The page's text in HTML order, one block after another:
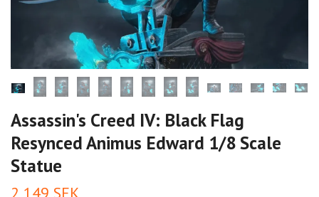
Assassin's Creed IV: Black Flag
Resynced Animus Edward 1/8 Scale
Statue
2 149 SEK